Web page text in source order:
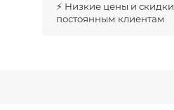
⚡ Низкие цены и скидки
постоянным клиентам